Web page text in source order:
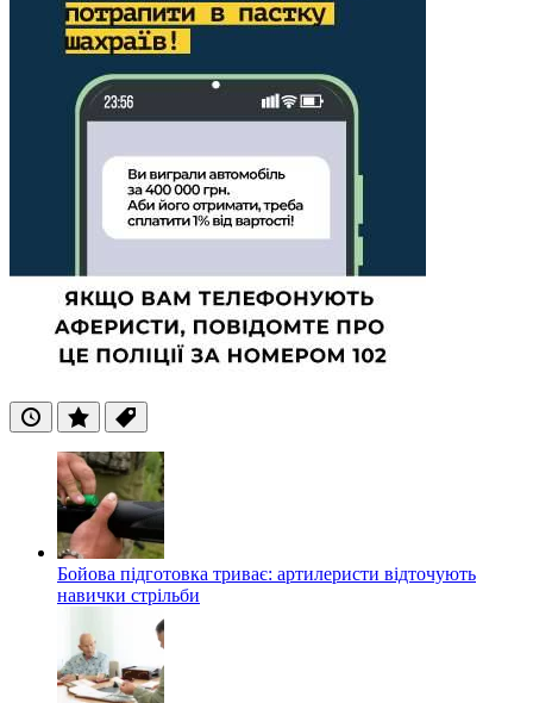
ОстанніПопулярні
Теги
Бойова підготовка триває: артилеристи відточують
навички стрільби